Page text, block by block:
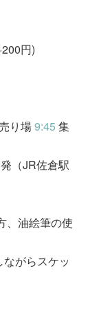
円)
り場9:45 集
（JR佐倉駅
、油絵筆の使
がらスケッ